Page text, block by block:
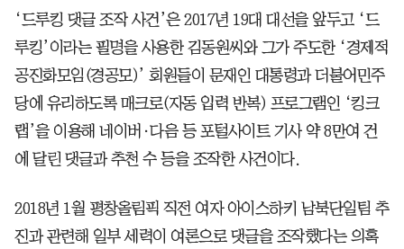
‘드루킹 댓글 조작 사건’은 2017년 19대 대선을 앞두고 ‘드
루킹’이라는 필명을 사용한 김동원씨와 그가 주도한 ‘경제적
공진화모임(경공모)’ 회원들이 문재인 대통령과 더불어민주
당에 유리하도록 매크로(자동 입력 반복) 프로그램인 ‘킹크
랩’을 이용해 네이버·다음 등 포털사이트 기사 약 8만여 건
에 달린 댓글과 추천 수 등을 조작한 사건이다.
2018년 1월 평창올림픽 직전 여자 아이스하키 남북단일팀 추
진과 관련해 일부 세력이 여론으로 댓글을 조작했다는 의혹